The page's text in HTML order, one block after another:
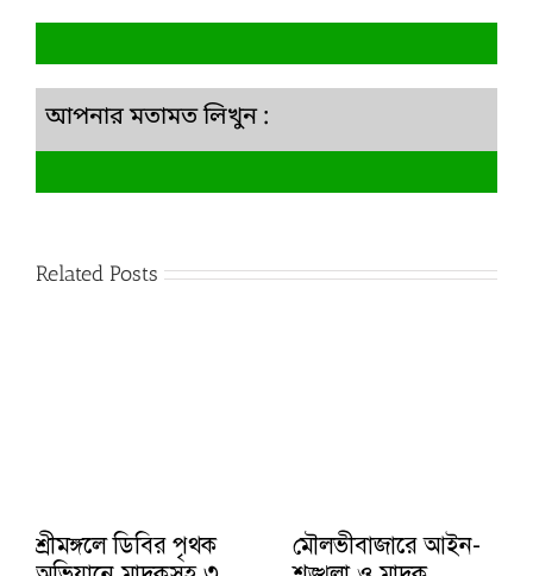
আপনার মতামত লিখুন :
Related Posts
শ্রীমঙ্গলে ডিবির পৃথক
মৌলভীবাজারে আইন-